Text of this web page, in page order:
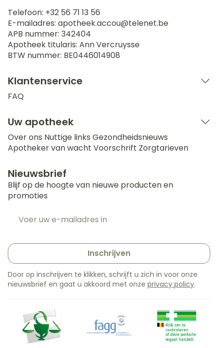
Telefoon: +32 56 71 13 56
E-mailadres: apotheek.accou@telenet.be
APB nummer: 342404
Apotheek titularis: Ann Vercruysse
BTW nummer: BE0446014908
Klantenservice
FAQ
Uw apotheek
Over ons Nuttige links Gezondheidsnieuws
Apotheker van wacht Voorschrift Zorgtarieven
Nieuwsbrief
Blijf op de hoogte van nieuwe producten en
promoties
Inschrijven
Door op inschrijven te klikken, schrijft u zich in voor onze
nieuwsbrief en gaat u akkoord met onze privacy policy.